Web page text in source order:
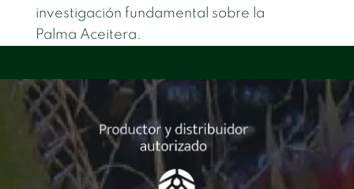
investigación fundamental sobre la
Palma Aceitera.